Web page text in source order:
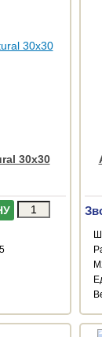
30x30